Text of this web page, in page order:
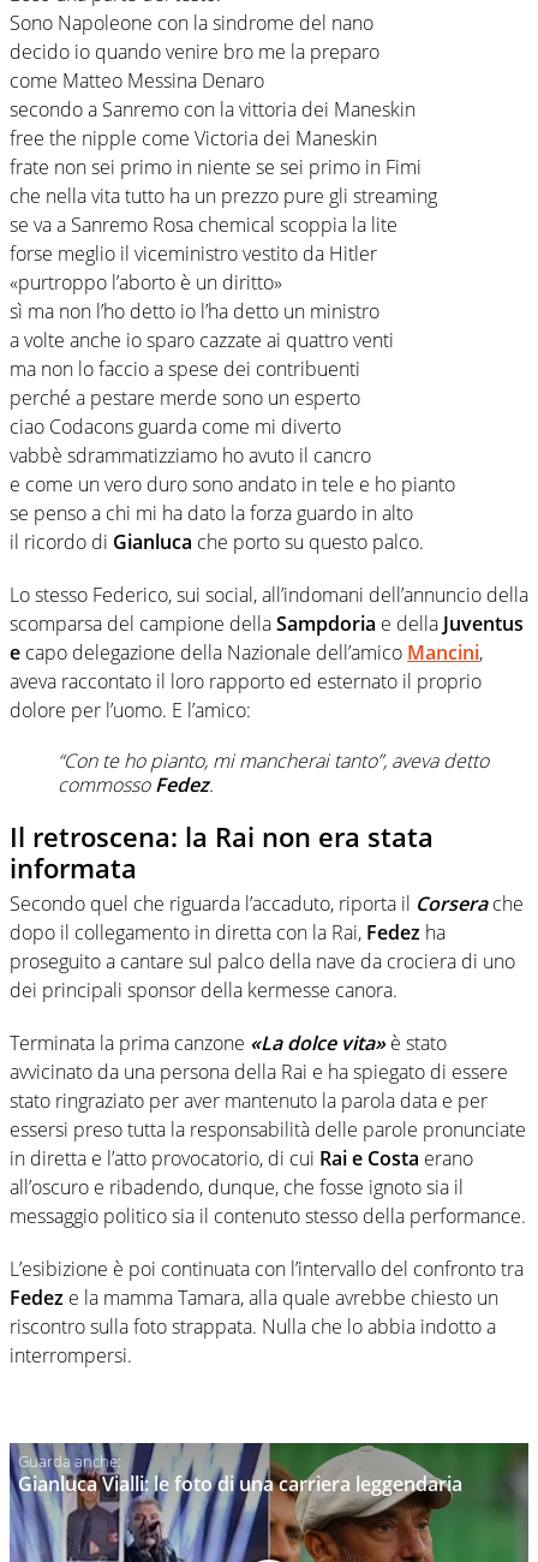
Sono Napoleone con la sindrome del nano
decido io quando venire bro me la preparo
come Matteo Messina Denaro
secondo a Sanremo con la vittoria dei Maneskin
free the nipple come Victoria dei Maneskin
frate non sei primo in niente se sei primo in Fimi
che nella vita tutto ha un prezzo pure gli streaming
se va a Sanremo Rosa chemical scoppia la lite
forse meglio il viceministro vestito da Hitler
«purtroppo l’aborto è un diritto»
sì ma non l’ho detto io l’ha detto un ministro
a volte anche io sparo cazzate ai quattro venti
ma non lo faccio a spese dei contribuenti
perché a pestare merde sono un esperto
ciao Codacons guarda come mi diverto
vabbè sdrammatizziamo ho avuto il cancro
e come un vero duro sono andato in tele e ho pianto
se penso a chi mi ha dato la forza guardo in alto
il ricordo di Gianluca che porto su questo palco.
Lo stesso Federico, sui social, all’indomani dell’annuncio della
scomparsa del campione dellaSampdoria e della Juventus
e capo delegazione della Nazionale dell’amico Mancini,
aveva raccontato il loro rapporto ed esternato il proprio
dolore per l’uomo. E l’amico:
“Con te ho pianto, mi mancherai tanto”, aveva detto
commossoFedez.
Il retroscena: la Rai non era stata
informata
Secondo quel che riguarda l’accaduto, riporta il Corsera che
dopo il collegamento in diretta con la Rai, Fedez ha
proseguito a cantare sul palco della nave da crociera di uno
dei principali sponsor della kermesse canora.
Terminata la prima canzone «La dolce vita»è stato
avvicinato da una persona della Rai e ha spiegato di essere
stato ringraziato per aver mantenuto la parola data e per
essersi preso tutta la responsabilità delle parole pronunciate
in diretta e l’atto provocatorio, di cui Rai e Costa erano
all’oscuro e ribadendo, dunque, che fosse ignoto sia il
messaggio politico sia il contenuto stesso della performance.
L’esibizione è poi continuata con l’intervallo del confronto tra
Fedez e la mamma Tamara, alla quale avrebbe chiesto un
riscontro sulla foto strappata. Nulla che lo abbia indotto a
interrompersi.
Gianluca Vialli: le foto di una carriera leggendaria